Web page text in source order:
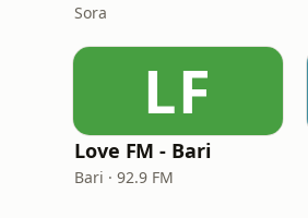
Sora
LF
Love FM - Bari
Bari · 92.9 FM